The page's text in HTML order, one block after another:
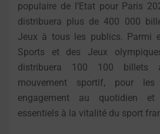
populaire de l’Etat pour Paris
distribuera plus de 400 000
Jeux à tous les publics. Parmi
Sports et des Jeux
distribuera 100 100 billets
mouvement sportif, pour
engagement au quotidien
essentiels à la vitalité du sport